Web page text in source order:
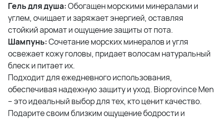
Гель для душа:Обогащен морскими минералами и
углем, очищает и заряжает энергией, оставляя
стойкий аромат и ощущение защиты от пота.
Шампунь:Сочетание морских минералов и угля
освежает кожу головы, придает волосам натуральный
блеск и питает их.
Подходит для ежедневного использования,
обеспечивая надежную защиту и уход. Bioprovince Men
– это идеальный выбор для тех, кто ценит качество.
Подарите своим близким ощущение бодрости и